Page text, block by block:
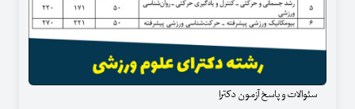
سئوالات و پاسخ آزمون دکترا